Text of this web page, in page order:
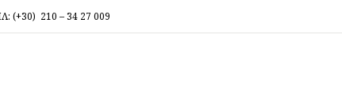
(+30) 210 – 34 27 009